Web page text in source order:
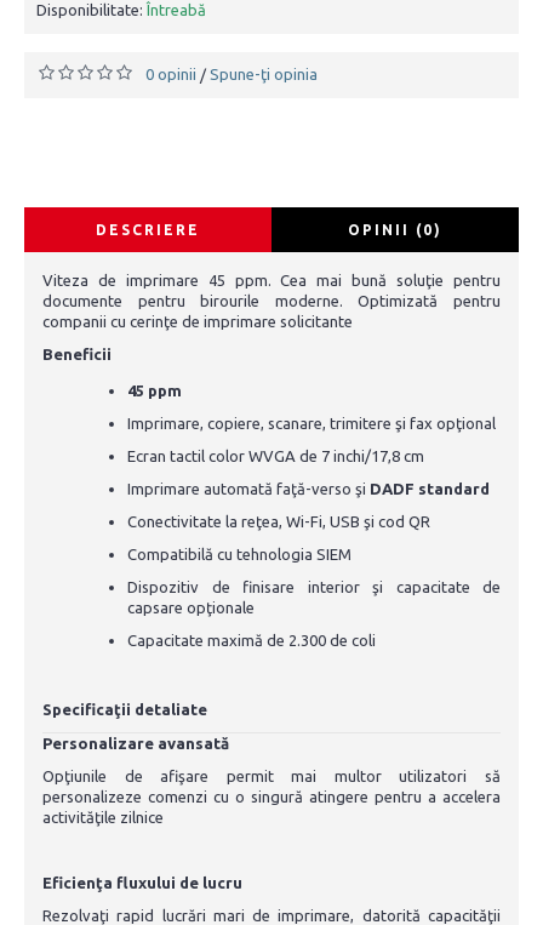
Disponibilitate: Întreabă
0 opinii / Spune-ţi opinia
DESCRIERE OPINII (0)
Viteza de imprimare 45 ppm. Cea mai bună soluţie pentru
documente pentru birourile moderne. Optimizată pentru
companii cu cerinţe de imprimare solicitante
Beneficii
45 ppm
Imprimare, copiere, scanare, trimitere şi fax opţional
Ecran tactil color WVGA de 7 inchi/17,8 cm
Imprimare automată faţă-verso şi DADF standard
Conectivitate la reţea, Wi-Fi, USB şi cod QR
Compatibilă cu tehnologia SIEM
Dispozitiv de finisare interior şi capacitate de
capsare opţionale
Capacitate maximă de 2.300 de coli
Specificaţii detaliate
Personalizare avansată
Opţiunile de afişare permit mai multor utilizatori să
personalizeze comenzi cu o singură atingere pentru a accelera
activităţile zilnice
Eficienţa fluxului de lucru
Rezolvaţi rapid lucrări mari de imprimare, datorită capacităţii